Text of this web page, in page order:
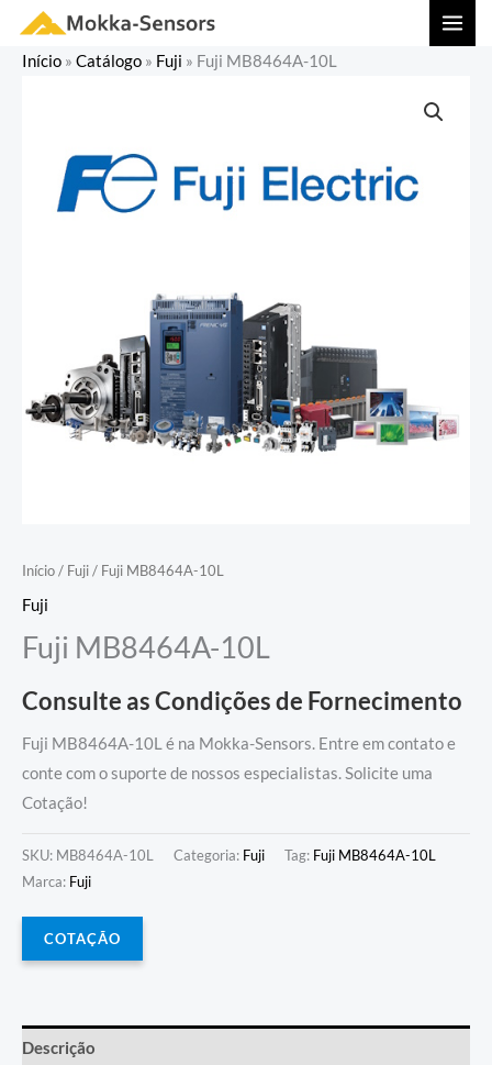
Início » Catálogo » Fuji » Fuji MB8464A-10L
Início/ Fuji/ Fuji MB8464A-10L
Fuji
Fuji MB8464A-10L
Consulte as Condições de Fornecimento
Fuji MB8464A-10L é na Mokka-Sensors. Entre em contato e
conte com o suporte de nossos especialistas. Solicite uma
Cotação!
SKU: MB8464A-10L Categoria: Fuji Tag: Fuji MB8464A-10L
Marca: Fuji
COTAÇÃO
Descrição